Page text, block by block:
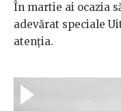
În martie ai ocazia
adevărat speciale
atenția.